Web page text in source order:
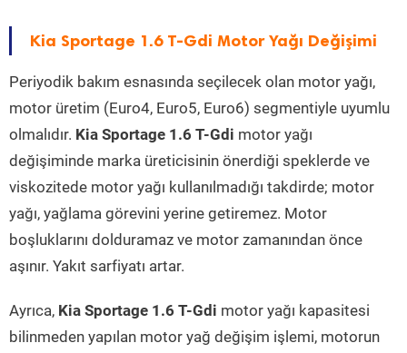
Kia Sportage 1.6 T-Gdi Motor Yağı Değişimi
Periyodik bakım esnasında seçilecek olan motor yağı,
motor üretim (Euro4, Euro5, Euro6) segmentiyle uyumlu
olmalıdır. Kia Sportage 1.6 T-Gdi motor yağı
değişiminde marka üreticisinin önerdiği speklerde ve
viskozitede motor yağı kullanılmadığı takdirde; motor
yağı, yağlama görevini yerine getiremez. Motor
boşluklarını dolduramaz ve motor zamanından önce
aşınır. Yakıt sarfiyatı artar.
Ayrıca, Kia Sportage 1.6 T-Gdi motor yağı kapasitesi
bilinmeden yapılan motor yağ değişim işlemi, motorun